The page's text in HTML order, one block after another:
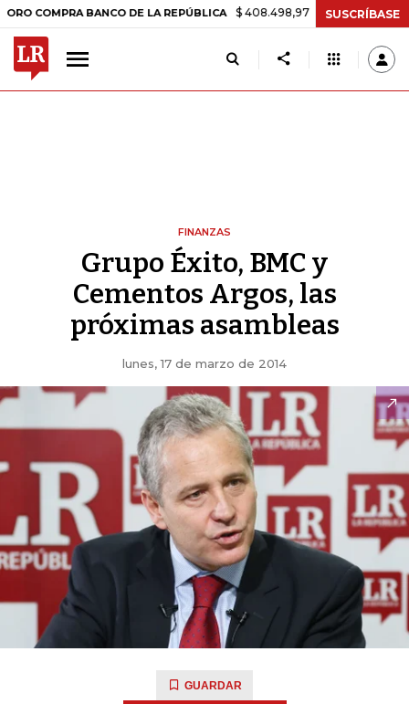
BANCO DE LA REPÚBLICA $ 408.498,97 +$ 8.753,81 +2,19%
SUSCRÍBASE
FINANZAS
Grupo Éxito, BMC y
Cementos Argos, las
próximas asambleas
lunes, 17 de marzo de 2014
GUARDAR